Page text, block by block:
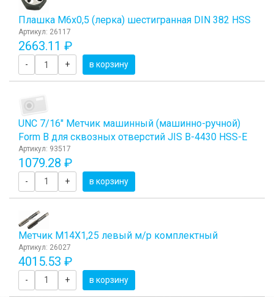
Плашка М6x0,5 (лерка) шестигранная DIN 382 HSS
Артикул: 26117
2663.11 ₽
- + в корзину
UNC 7/16" Метчик машинный (машинно-ручной)
Form B для сквозных отверстий JIS B-4430 HSS-E
Артикул: 93517
1079.28 ₽
- + в корзину
Метчик М14Х1,25 левый м/р комплектный
Артикул: 26027
4015.53 ₽
- + в корзину